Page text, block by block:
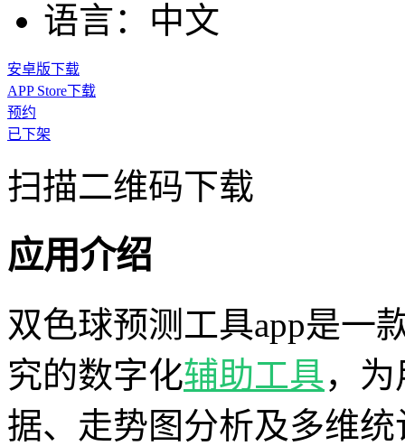
语言： 中文
安卓版下载
APP Store下载
预约
已下架
扫描二维码下载
应用介绍
双色球预测工具app是一
究的数字化辅助工具，
据、走势图分析及多维